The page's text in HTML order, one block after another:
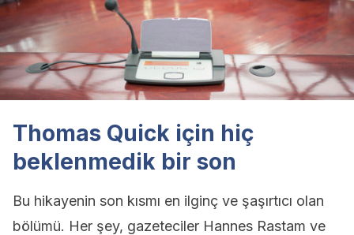
Thomas Quick için hiç
beklenmedik bir son
Bu hikayenin son kısmı en ilginç ve şaşırtıcı olan
bölümü. Her şey, gazeteciler Hannes Rastam ve